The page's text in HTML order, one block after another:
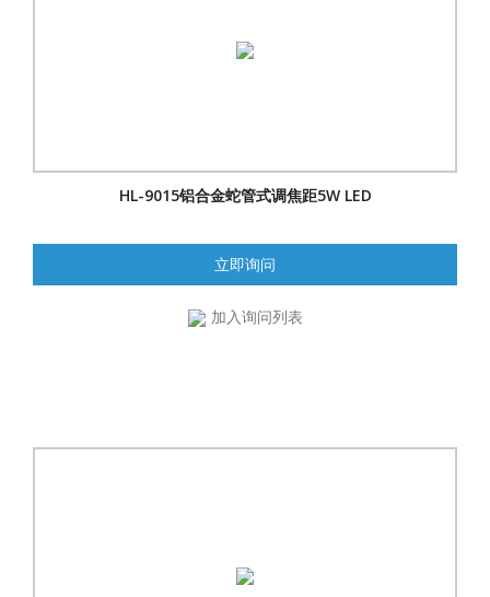
HL-9015铝合金蛇管式调焦距5W LED
立即询问
加入询问列表